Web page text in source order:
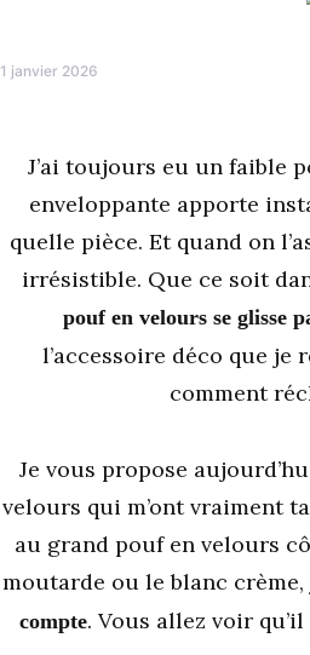
1 janvier 2026
J’ai toujours eu un faible
enveloppante apporte
quelle pièce. Et quand on
irrésistible. Que ce soit
pouf en velours se glisse
l’accessoire déco que je
comment
Je vous propose
velours qui m’ont vraiment
au grand pouf en velours
moutarde ou le blanc
compte. Vous allez voir